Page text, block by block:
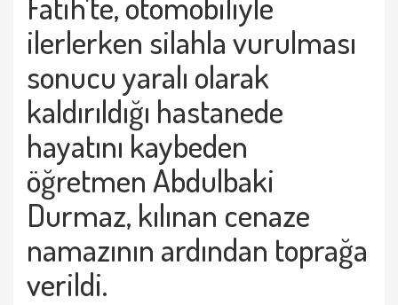
ilerlerken silahla vurulması
sonucu yaralı olarak
kaldırıldığı hastanede
hayatını kaybeden
öğretmen Abdulbaki
Durmaz, kılınan cenaze
namazının ardından toprağa
verildi.